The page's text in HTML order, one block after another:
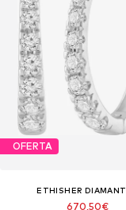
OFERTA
ETHISHER
670,50€